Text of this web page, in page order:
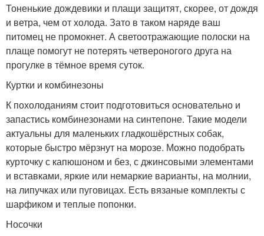
Тоненькие дождевики и плащи защитят, скорее, от дождя
и ветра, чем от холода. Зато в таком наряде ваш
питомец не промокнет. А светоотражающие полоски на
плаще помогут не потерять четвероногого друга на
прогулке в тёмное время суток.
Куртки и комбинезоны
К похолоданиям стоит подготовиться основательно и
запастись комбинезонами на синтепоне. Такие модели
актуальны для маленьких гладкошёрстных собак,
которые быстро мёрзнут на морозе. Можно подобрать
курточку с капюшоном и без, с джинсовыми элементами
и вставками, яркие или немаркие варианты, на молнии,
на липучках или пуговицах. Есть вязаные комплекты с
шарфиком и теплые попонки.
Носочки